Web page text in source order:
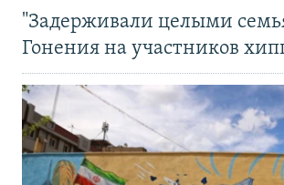
"Задерживали целыми
Гонения на участников